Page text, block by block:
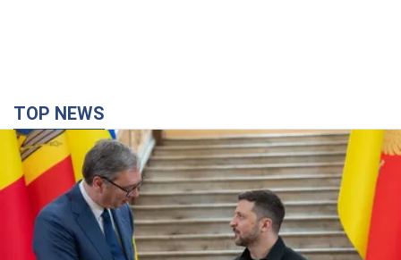
TOP NEWS